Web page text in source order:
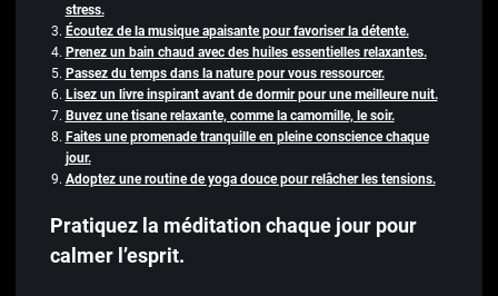
stress.
Écoutez de la musique apaisante pour favoriser la détente.
Prenez un bain chaud avec des huiles essentielles relaxantes.
Passez du temps dans la nature pour vous ressourcer.
Lisez un livre inspirant avant de dormir pour une meilleure nuit.
Buvez une tisane relaxante, comme la camomille, le soir.
Faites une promenade tranquille en pleine conscience chaque
jour.
Adoptez une routine de yoga douce pour relâcher les tensions.
Pratiquez la méditation chaque jour pour
calmer l’esprit.